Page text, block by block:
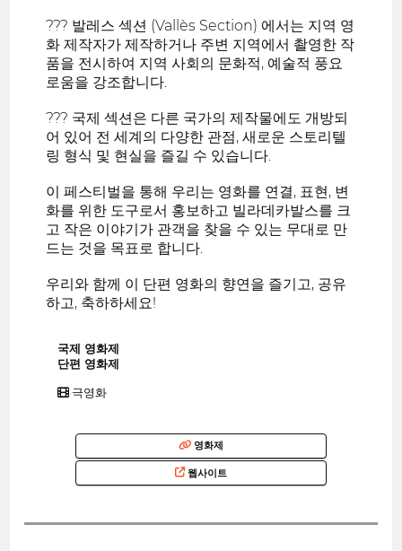
??? 발레스 섹션 (Vallès Section) 에서는 지역 영
화 제작자가 제작하거나 주변 지역에서 촬영한 작
품을 전시하여 지역 사회의 문화적, 예술적 풍요
로움을 강조합니다.
??? 국제 섹션은 다른 국가의 제작물에도 개방되
어 있어 전 세계의 다양한 관점, 새로운 스토리텔
링 형식 및 현실을 즐길 수 있습니다.
이 페스티벌을 통해 우리는 영화를 연결, 표현, 변
화를 위한 도구로서 홍보하고 빌라데카발스를 크
고 작은 이야기가 관객을 찾을 수 있는 무대로 만
드는 것을 목표로 합니다.
우리와 함께 이 단편 영화의 향연을 즐기고, 공유
하고, 축하하세요!
국제 영화제
단편 영화제
극영화
영화제
웹사이트